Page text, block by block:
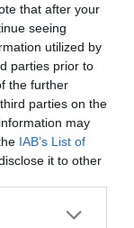
that after your
seeing
utilized by
parties prior to
the further
parties on the
may
IAB’s List of
it to other
more Google
σε
– «Η
ίδια
(upd)